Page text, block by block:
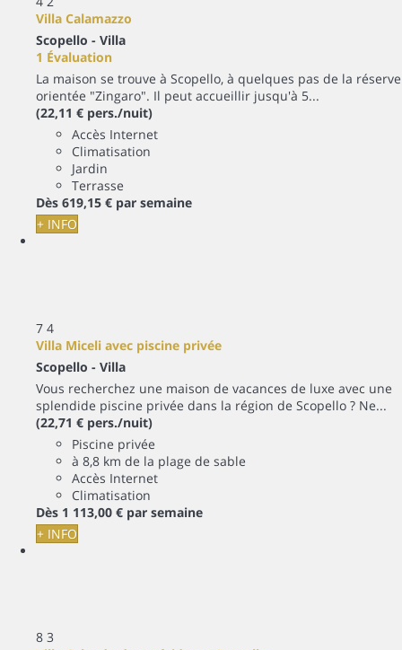
Villa Calamazzo
Scopello - Villa
1 Évaluation
La maison se trouve à Scopello, à quelques pas de la réserve
orientée "Zingaro". Il peut accueillir jusqu'à 5...
(22,11 € pers./nuit)
Accès Internet
Climatisation
Jardin
Terrasse
Dès 619,15 € par semaine
+ INFO
7 4
Villa Miceli avec piscine privée
Scopello - Villa
Vous recherchez une maison de vacances de luxe avec une
splendide piscine privée dans la région de Scopello ? Ne...
(22,71 € pers./nuit)
Piscine privée
à 8,8 km de la plage de sable
Accès Internet
Climatisation
Dès 1 113,00 € par semaine
+ INFO
8 3